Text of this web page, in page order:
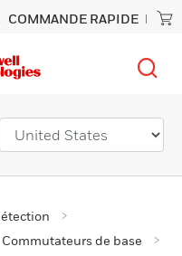
COMMANDE RAPIDE
Commutateurs de base